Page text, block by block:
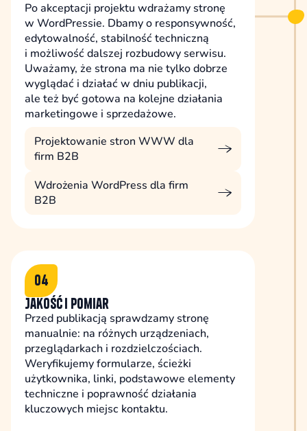
Po akceptacji projektu wdrażamy stronę
w WordPressie. Dbamy o responsywność,
edytowalność, stabilność techniczną
i możliwość dalszej rozbudowy serwisu.
Uważamy, że strona ma nie tylko dobrze
wyglądać i działać w dniu publikacji,
ale też być gotowa na kolejne działania
marketingowe i sprzedażowe.
Projektowanie stron WWW dla
firm B2B
Wdrożenia WordPress dla firm
B2B
04
Jakość i pomiar
Przed publikacją sprawdzamy stronę
manualnie: na różnych urządzeniach,
przeglądarkach i rozdzielczościach.
Weryfikujemy formularze, ścieżki
użytkownika, linki, podstawowe elementy
techniczne i poprawność działania
kluczowych miejsc kontaktu.